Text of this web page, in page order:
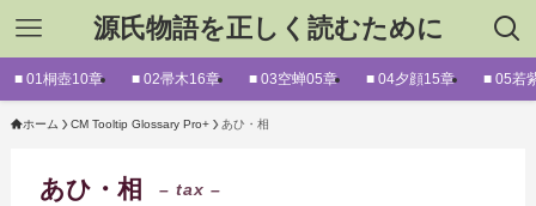
源氏物語を正しく読むために
■ 01桐壺10章 ■ 02帚木16章 ■ 03空蝉05章 ■ 04夕顔15章 ■ 05若
ホーム CM Tooltip Glossary Pro+ あひ・相
あひ・相 – tax –